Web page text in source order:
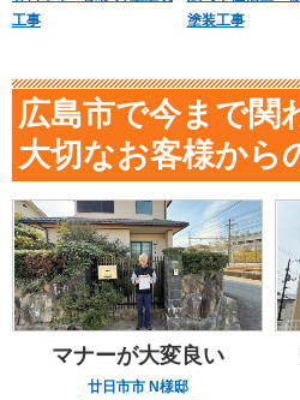
工事
塗装工事
広島市で今まで関
大切なお客様から
マナーが大変良い
廿日市市 N様邸